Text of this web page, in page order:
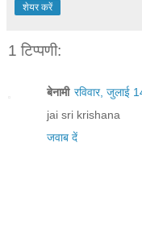
शेयर करें
1 टिप्पणी:
बेनामी रविवार,
jai sri krishana
जवाब दें